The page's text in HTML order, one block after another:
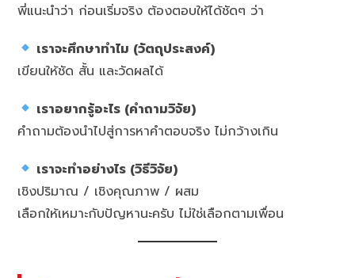
พี่แนะนำว่า ก่อนเริ่มจริง ต้องตอบให้ได้ชัดๆ ว่า
เราจะศึกษาทำไม (วัตถุประสงค์)
เขียนให้ชัด สั้น และวัดผลได้
เราอยากรู้อะไร (คำถามวิจัย)
คำถามต้องนำไปสู่การหาคำตอบจริง ไม่กว้างเกิน
เราจะทำอย่างไร (วิธีวิจัย)
เชิงปริมาณ / เชิงคุณภาพ / ผสม
เลือกให้เหมาะกับปัญหานะครับ ไม่ใช่เลือกตามเพื่อน